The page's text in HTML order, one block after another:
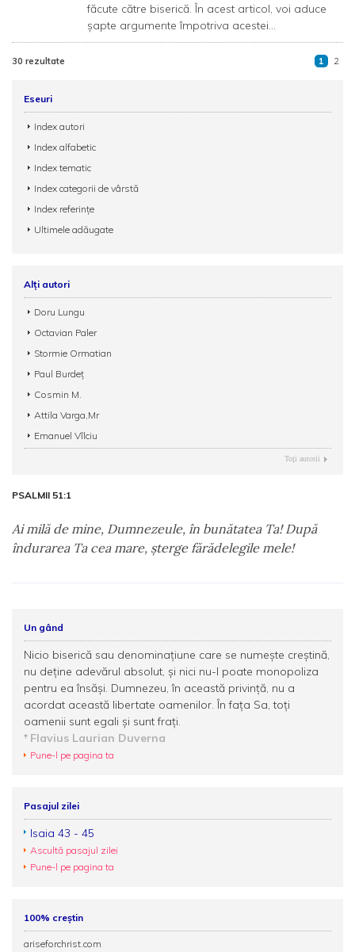
făcute către biserică. În acest articol, voi aduce
șapte argumente împotriva acestei...
30 rezultate 1 2
Eseuri
Index autori
Index alfabetic
Index tematic
Index categorii de vârstă
Index referințe
Ultimele adăugate
Alți autori
Doru Lungu
Octavian Paler
Stormie Ormatian
Paul Burdeţ
Cosmin M.
Attila Varga,Mr
Emanuel Vîlciu
Toţi autorii
PSALMII 51:1
Ai milă de mine, Dumnezeule, în bunătatea Ta! După
îndurarea Ta cea mare, şterge fărădelegile mele!
Un gând
Nicio biserică sau denominaţiune care se numeşte creştină,
nu deţine adevărul absolut, şi nici nu-l poate monopoliza
pentru ea însăşi. Dumnezeu, în această privinţă, nu a
acordat această libertate oamenilor. În faţa Sa, toţi
oamenii sunt egali şi sunt fraţi.
Flavius Laurian Duverna
Pune-l pe pagina ta
Pasajul zilei
Isaia 43 - 45
Ascultă pasajul zilei
Pune-l pe pagina ta
100% creștin
ariseforchrist.com